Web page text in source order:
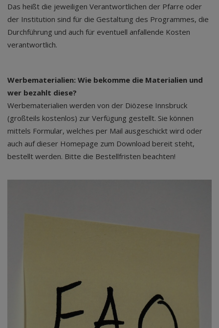
Das heißt die jeweiligen Verantwortlichen der Pfarre oder
der Institution sind für die Gestaltung des Programmes, die
Durchführung und auch für eventuell anfallende Kosten
verantwortlich.
Werbematerialien: Wie bekomme die Materialien und
wer bezahlt diese?
Werbematerialien werden von der Diözese Innsbruck
(großteils kostenlos) zur Verfügung gestellt. Sie können
mittels Formular, welches per Mail ausgeschickt wird oder
auch auf dieser Homepage zum Download bereit steht,
bestellt werden. Bitte die Bestellfristen beachten!